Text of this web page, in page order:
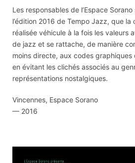
Les responsables de l’Espace
l’édition 2016 de Tempo Jazz, que
réalisée véhicule à la fois les valeurs
de jazz et se rattache, de manière
moins directe, aux codes graphiques
en évitant les clichés associés au
représentations nostalgiques.
Vincennes, Espace Sorano
— 2016